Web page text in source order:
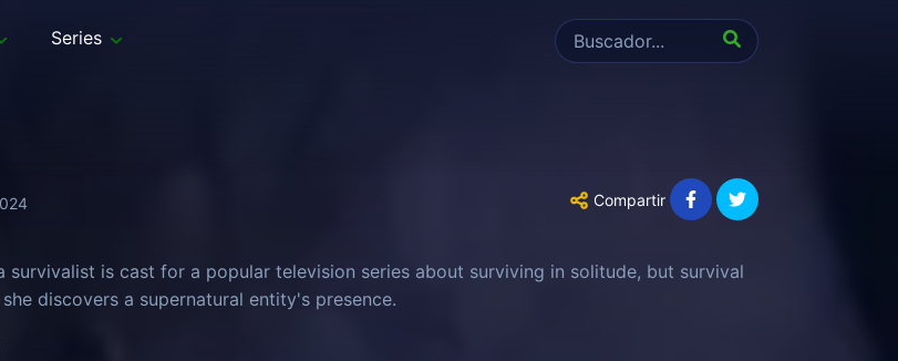
Series
Compartir
survivalist is cast for a popular television series about surviving in solitude, but survival
discovers a supernatural entity's presence.